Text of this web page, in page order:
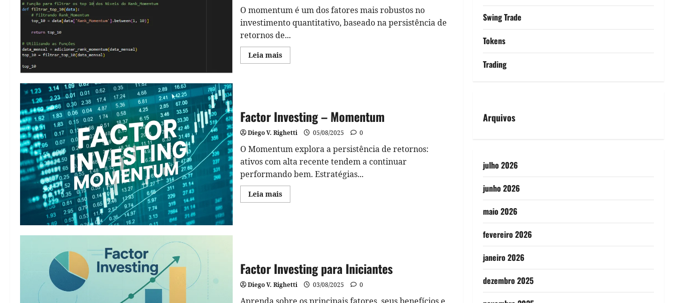
O momentum é um dos fatores mais robustos no
investimento quantitativo, baseado na persistência de
retornos de...
Leia maisRead
more
Momentum
em
Python
Factor Investing – Momentum
Diego V. Righetti 05/08/2025 0
O Momentum explora a persistência de retornos:
ativos com alta recente tendem a continuar
performando bem. Estratégias...
Leia maisRead
more
Factor Investing para Iniciantes
Diego V. Righetti 03/08/2025 0
Aprenda sobre os principais fatores, seus benefícios e
Swing Trade
Tokens
Trading
Arquivos
julho 2026
junho 2026
maio 2026
fevereiro 2026
janeiro 2026
dezembro 2025